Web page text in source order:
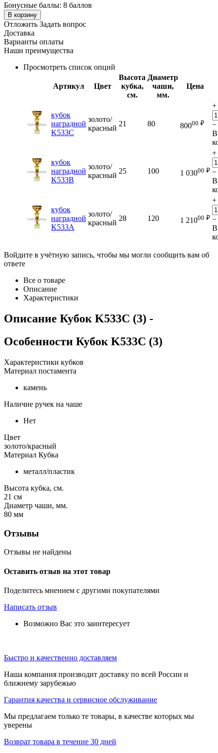
Бонусные баллы: 8 баллов
В корзину
Отложить Задать вопрос
Доставка
Варианты оплаты
Наши преимущества
Просмотреть список опций
Артикул Цвет
Высота
кубка,
см.
Диаметр
чаши,
мм.
Цена
кубок
наградной
K533C
золото/
красный
21 80 80000 ₽
+
−
В
кубок
наградной
K533B
золото/
красный
25 100 1 03000 ₽
+
−
В
кубок
наградной
K533A
золото/
красный
28 120 1 21000 ₽
+
−
В
Войдите в учётную запись, чтобы мы могли сообщить вам об
ответе
Все о товаре
Описание
Характеристики
Описание Кубок K533C (3) -
Особенности Кубок K533C (3)
Характеристики кубков
Материал постамента
камень
Наличие ручек на чаше
Нет
Цвет
золото/красный
Материал Кубка
металл/пластик
Высота кубка, см.
21 см
Диаметр чаши, мм.
80 мм
Отзывы
Отзывы не найдены
Оставить отзыв на этот товар
Поделитесь мнением с другими покупателями
Написать отзыв
Возможно Вас это заинтересует
Быстро и качественно доставляем
Наша компания производит доставку по всей России и
ближнему зарубежью
Гарантия качества и сервисное обслуживание
Мы предлагаем только те товары, в качестве которых мы
уверены
Возврат товара в течение 30 дней